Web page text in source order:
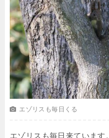
エゾリスも毎日くる
エゾリスも毎日来ています